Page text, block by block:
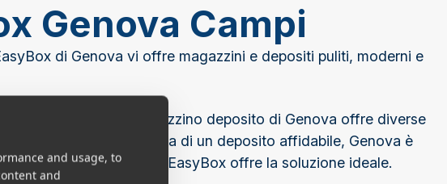
and usage, to
and
Genova Campi
di Genova vi offre magazzini e depositi puliti, moderni e
nostro moderno magazzino deposito di Genova offre diverse
solo. Se siete alla ricerca di un deposito affidabile, Genova è
a Genova o altrove, EasyBox offre la soluzione ideale.